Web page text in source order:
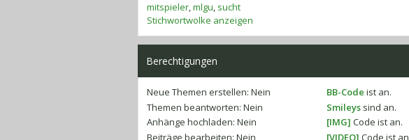
mitspieler,mlgu, sucht
Stichwortwolke anzeigen
Berechtigungen
Neue Themen erstellen: Nein
Themen beantworten: Nein
Anhänge hochladen: Nein
Beiträge bearbeiten: Nein
BB-Code ist an.
Smileyssind an.
[IMG] Code ist an.
[VIDEO] Code ist an